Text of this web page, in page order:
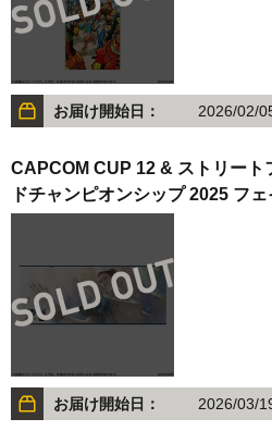
お届け開始日： 2026/02/
CAPCOM CUP 12 & ストリート
ドチャンピオンシップ 2025 フ
お届け開始日： 2026/03/